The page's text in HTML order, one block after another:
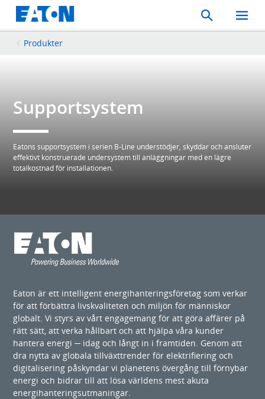
Search
Toggle
Mobile
Produkter
Supportsystem
Eatons supportsystem i serien B-Line understödjer, skyddar och ansluter
effektivt konstruerade undersystem till anläggningar med en lägre
totalkostnad för installationen.
Eaton är ett intelligent energihanteringsföretag som verkar
för att förbättra livskvaliteten och miljön för människor
globalt. Vi styrs av vårt engagemang för att göra affärer på
rätt sätt, att verka hållbart och att hjälpa våra kunder
hantera energi ─ idag och långt in i framtiden. Genom att
dra nytta av globala tillväxttrender för elektrifiering och
digitalisering påskyndar vi planetens övergång till förnybar
energi och bidrar till att lösa världens mest akuta
energihanteringsutmaningar.